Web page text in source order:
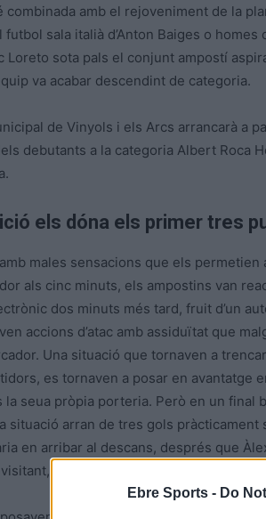
Ebre Sports - Do
combinada amb el rejoveniment de la
futbol sala italià d’Anton Baiges o
Loreto sota pals el conjunt ampostí
va acabar descendint de categoria.
de Vinyols i els Arcs arrancarà a
debutants a la categoria Albert Roca
els dóna els primer tres
males sensacions que els permetien
als cinc minuts, els ampostins van
dos minuts més tard, fruit d’un
accions d’atac amb assiduïtat que
Una situació que tornaven a
es tornaven a posar en avantatge
la seua pròpia porteria. Però en un
situació arran de tres gols
en arribar al descans, després que
el darrer a dos décimes de segon